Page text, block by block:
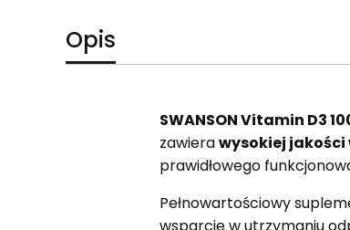
Opis
SWANSON Vitamin D3
zawierawysokiej jakości
prawidłowego
Pełnowartościowy